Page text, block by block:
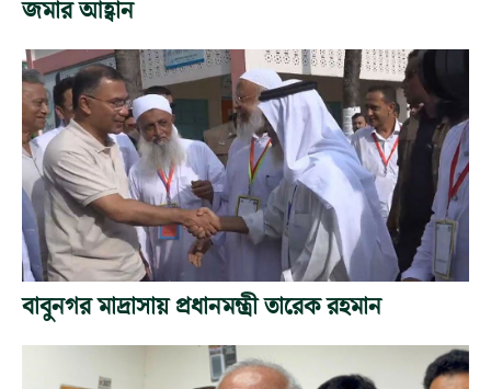
জমার আহ্বান
বাবুনগর মাদ্রাসায় প্রধানমন্ত্রী তারেক রহমান